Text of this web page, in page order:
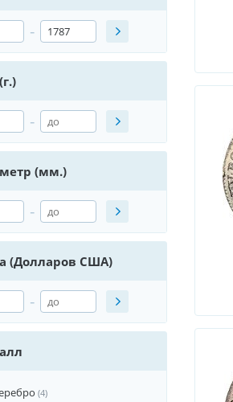
-
-
(мм.)
-
(Долларов США)
-
(4)